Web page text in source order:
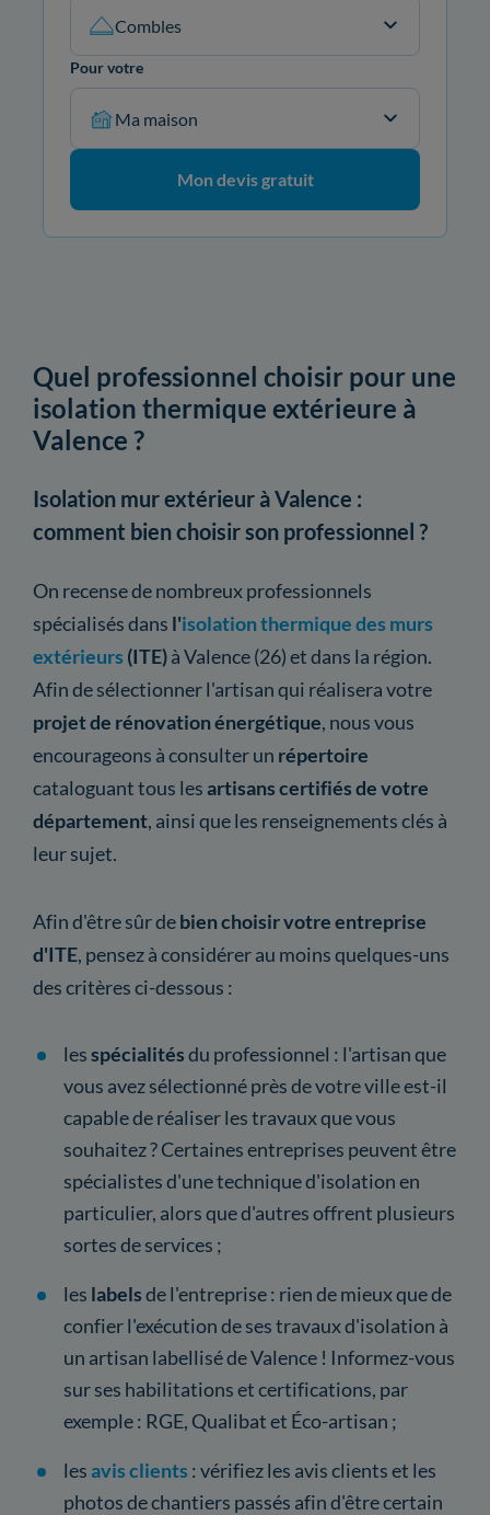
Combles
Pour votre
Ma maison
Mon devis gratuit
Quel professionnel choisir pour une
isolation thermique extérieure à
Valence ?
Isolation mur extérieur à Valence :
comment bien choisir son professionnel ?
On recense de nombreux professionnels
spécialisés dans l'isolation thermique des murs
extérieurs (ITE)à Valence (26) et dans la région.
Afin de sélectionner l'artisan qui réalisera votre
projet de rénovation énergétique, nous vous
encourageons à consulter un répertoire
cataloguant tous lesartisans certifiés de votre
département, ainsi que les renseignements clés à
leur sujet.
Afin d'être sûr debien choisir votre entreprise
d'ITE, pensez à considérer au moins quelques-uns
des critères ci-dessous :
lesspécialitésdu professionnel : l'artisan que
vous avez sélectionné près de votre ville est-il
capable de réaliser les travaux que vous
souhaitez ? Certaines entreprises peuvent être
spécialistes d'une technique d'isolation en
particulier, alors que d'autres offrent plusieurs
sortes de services ;
les labelsde l'entreprise : rien de mieux que de
confier l'exécution de ses travaux d'isolation à
un artisan labellisé de Valence ! Informez-vous
sur ses habilitations et certifications, par
exemple : RGE, Qualibat et Éco-artisan ;
lesavis clients : vérifiez les avis clients et les
photos de chantiers passés afin d'être certain